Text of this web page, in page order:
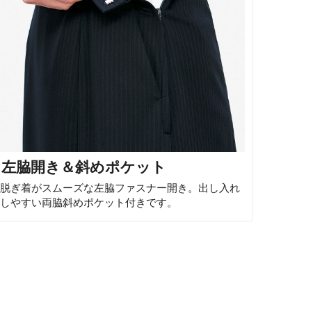
左脇開き＆斜めポケット
脱ぎ着がスムーズな左脇ファスナー開き。出し入れ
しやすい両脇斜めポケット付きです。